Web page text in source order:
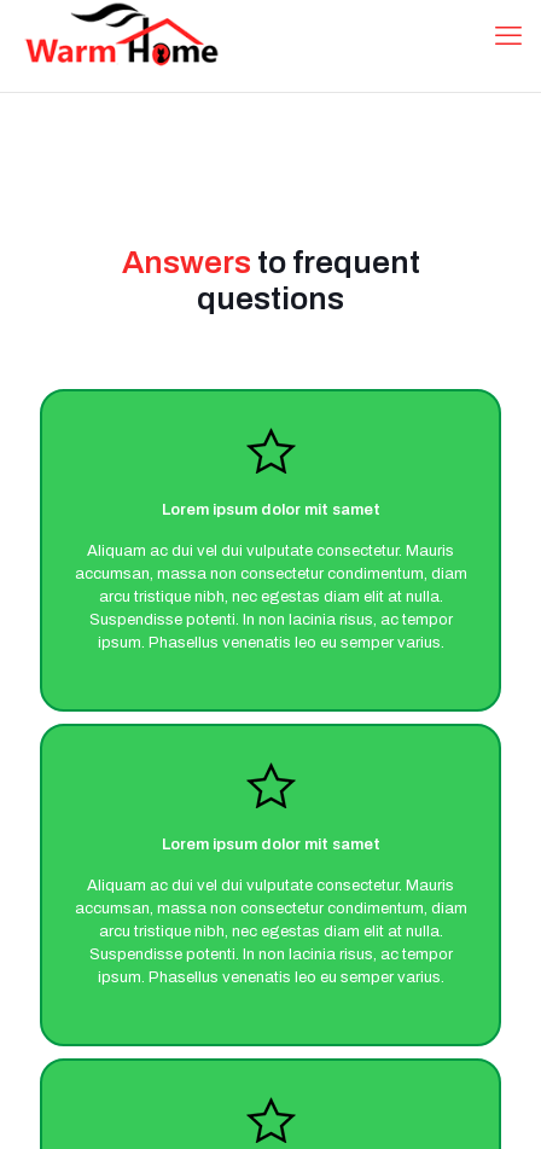
Answers to frequent
questions
Lorem ipsum dolor mit samet
Aliquam ac dui vel dui vulputate consectetur. Mauris
accumsan, massa non consectetur condimentum, diam
arcu tristique nibh, nec egestas diam elit at nulla.
Suspendisse potenti. In non lacinia risus, ac tempor
ipsum. Phasellus venenatis leo eu semper varius.
Lorem ipsum dolor mit samet
Aliquam ac dui vel dui vulputate consectetur. Mauris
accumsan, massa non consectetur condimentum, diam
arcu tristique nibh, nec egestas diam elit at nulla.
Suspendisse potenti. In non lacinia risus, ac tempor
ipsum. Phasellus venenatis leo eu semper varius.